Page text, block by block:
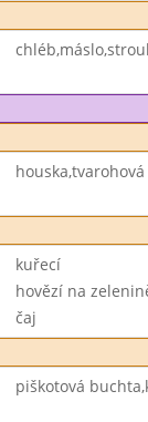
kuřecí
hovězí na
čaj
piškotová